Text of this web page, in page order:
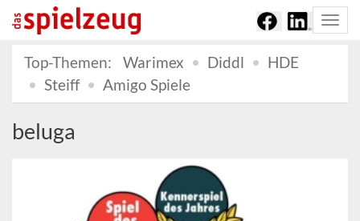
Top-Themen:
Warimex Diddl
HDE
Steiff
Amigo Spiele
beluga